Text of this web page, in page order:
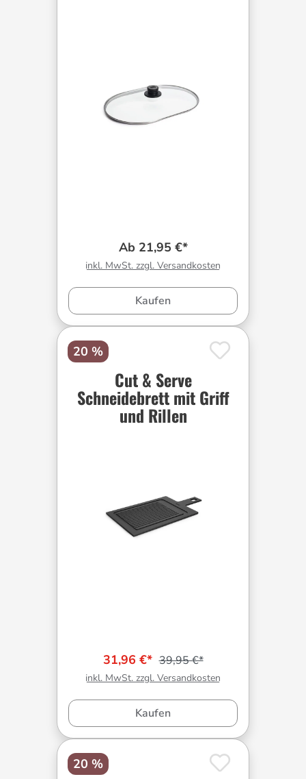
Ab 21,95 €*
inkl. MwSt. zzgl. Versandkosten
Kaufen
20 %
Cut & Serve
Schneidebrett mit Griff
und Rillen
31,96 €* 39,95 €*
inkl. MwSt. zzgl. Versandkosten
Kaufen
20 %